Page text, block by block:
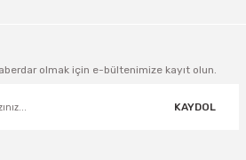
olmak için e-bültenimize kayıt olun.
KAYDOL